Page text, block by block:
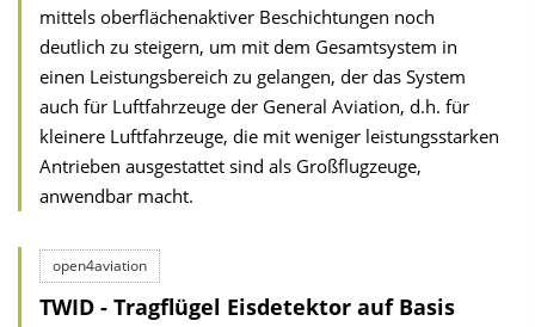
mittels oberflächenaktiver Beschichtungen noch
deutlich zu steigern, um mit dem Gesamtsystem in
einen Leistungsbereich zu gelangen, der das System
auch für Luftfahrzeuge der General Aviation, d.h. für
kleinere Luftfahrzeuge, die mit weniger leistungsstarken
Antrieben ausgestattet sind als Großflugzeuge,
anwendbar macht.
open4aviation
TWID - Tragflügel Eisdetektor auf Basis